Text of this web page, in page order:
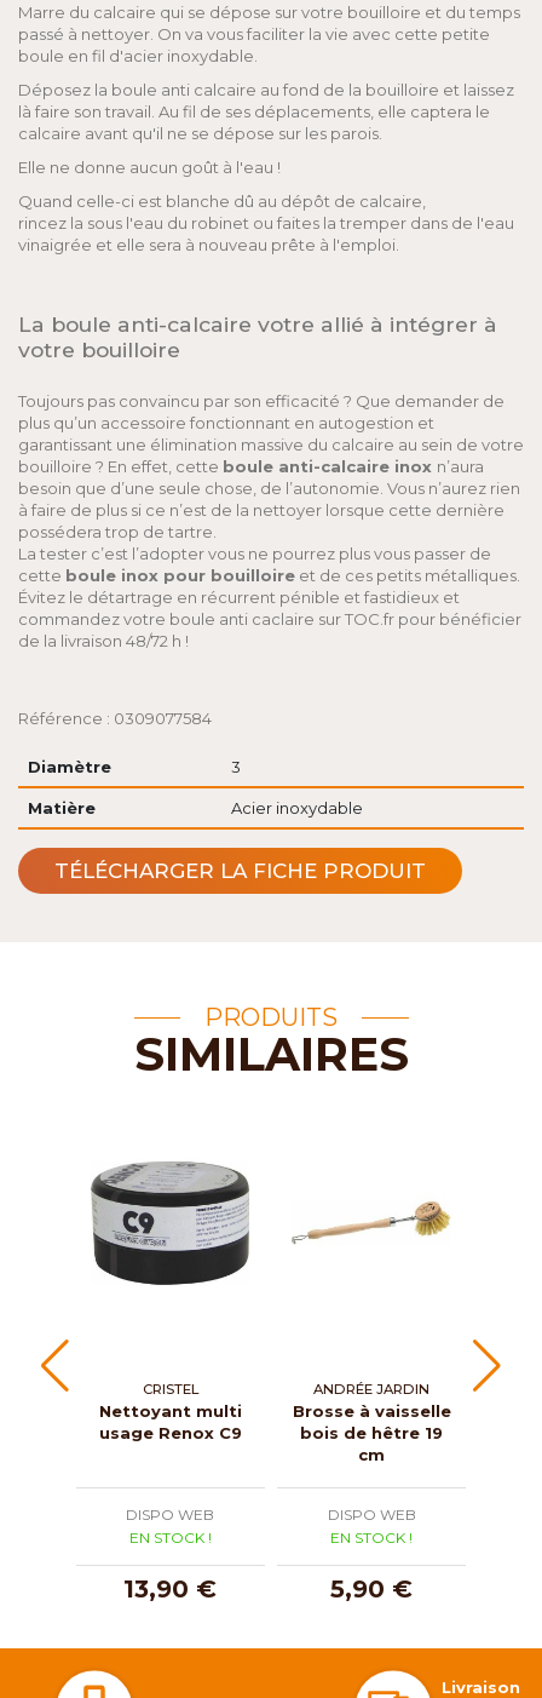
Marre du calcaire qui se dépose sur votre bouilloire et du temps
passé à nettoyer. On va vous faciliter la vie avec cette petite
boule en fil d'acier inoxydable.
Déposez la boule anti calcaire au fond de la bouilloire et laissez
là faire son travail. Au fil de ses déplacements, elle captera le
calcaire avant qu'il ne se dépose sur les parois.
Elle ne donne aucun goût à l'eau !
Quand celle-ci est blanche dû au dépôt de calcaire,
rincez la sous l'eau du robinet ou faites la tremper dans de l'eau
vinaigrée et elle sera à nouveau prête à l'emploi.
La boule anti-calcaire votre allié à intégrer à
votre bouilloire
Toujours pas convaincu par son efficacité ? Que demander de
plus qu’un accessoire fonctionnant en autogestion et
garantissant une élimination massive du calcaire au sein de votre
bouilloire ? En effet, cette boule anti-calcaire inox n’aura
besoin que d’une seule chose, de l’autonomie. Vous n’aurez rien
à faire de plus si ce n’est de la nettoyer lorsque cette dernière
possédera trop de tartre.
La tester c’est l’adopter vous ne pourrez plus vous passer de
cette boule inox pour bouilloire et de ces petits métalliques.
Évitez le détartrage en récurrent pénible et fastidieux et
commandez votre boule anti caclaire sur TOC.fr pour bénéficier
de la livraison 48/72 h !
Référence : 0309077584
Diamètre 3
Matière Acier inoxydable
TÉLÉCHARGER LA FICHE PRODUIT
PRODUITS
SIMILAIRES
CRISTEL
Nettoyant multi
usage Renox C9
DISPO WEB
EN STOCK !
13,90 €
ANDRÉE JARDIN
Brosse à vaisselle
bois de hêtre 19
cm
DISPO WEB
EN STOCK !
5,90 €
Livraison